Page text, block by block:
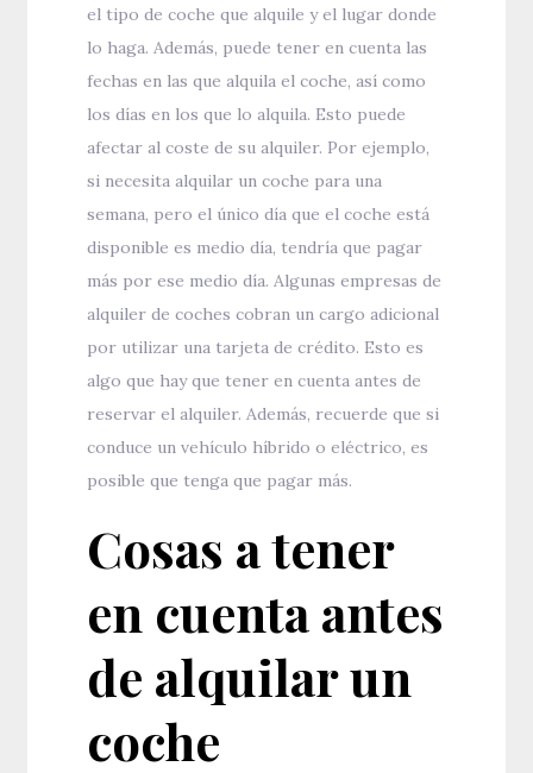
el tipo de coche que alquile y el lugar donde
lo haga. Además, puede tener en cuenta las
fechas en las que alquila el coche, así como
los días en los que lo alquila. Esto puede
afectar al coste de su alquiler. Por ejemplo,
si necesita alquilar un coche para una
semana, pero el único día que el coche está
disponible es medio día, tendría que pagar
más por ese medio día. Algunas empresas de
alquiler de coches cobran un cargo adicional
por utilizar una tarjeta de crédito. Esto es
algo que hay que tener en cuenta antes de
reservar el alquiler. Además, recuerde que si
conduce un vehículo híbrido o eléctrico, es
posible que tenga que pagar más.
Cosas a tener
en cuenta antes
de alquilar un
coche